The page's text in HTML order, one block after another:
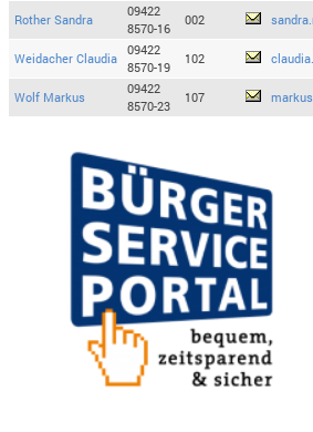
Rother Sandra
09422
8570-16
002
Weidacher Claudia
09422
8570-19
102
Wolf Markus
09422
8570-23
107